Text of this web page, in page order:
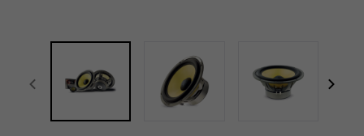
focal-naim-frontent::misc.prev_label